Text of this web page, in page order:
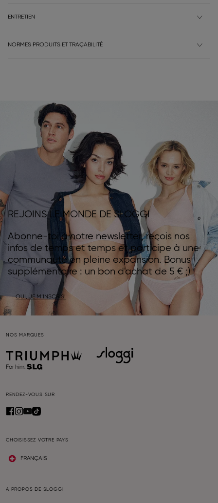
ENTRETIEN
NORMES PRODUITS ET TRAÇABILITÉ
REJOINS LE MONDE DE SLOGGI
Abonne-toi à notre newsletter, reçois nos
infos de temps et temps et participe à une
communauté en pleine expansion. Bonus
supplémentaire : un bon d'achat de 5 € ;)
OUI, JE M’INSCRIS!
NOS MARQUES
RENDEZ-VOUS SUR
CHOISISSEZ VOTRE PAYS
FRANÇAIS
A PROPOS DE SLOGGI